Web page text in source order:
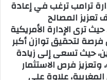
ترامب ترغب في إعادة
تعزيز المصالح
ترى الإدارة الأمريكية
فرصة لتحقيق توازن أكبر
حيث تسعى إلى زيادة
وتعزيز فرص الاستثمار
علاوة على